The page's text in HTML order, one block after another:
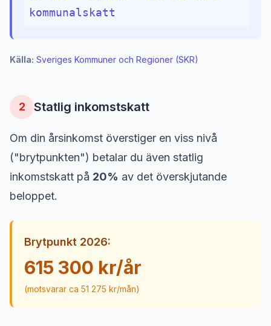
kommunalskatt
Källa: Sveriges Kommuner och Regioner (SKR)
2 Statlig inkomstskatt
Om din årsinkomst överstiger en viss nivå
("brytpunkten") betalar du även statlig
inkomstskatt på 20% av det överskjutande
beloppet.
Brytpunkt 2026:
615 300 kr/år
(motsvarar ca 51 275 kr/mån)